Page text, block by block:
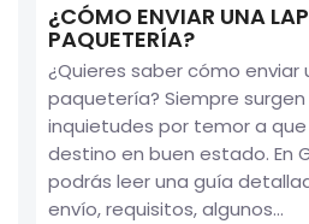
¿CÓMO ENVIAR UNA
PAQUETERÍA?
¿Quieres saber cómo
paquetería? Siempre
inquietudes por temor a que
destino en buen estado. En
podrás leer una guía
envío, requisitos, algunos...